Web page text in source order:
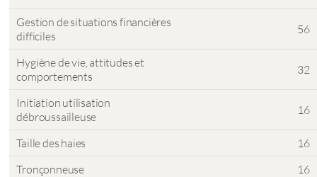
Gestion de situations financières
difficiles
56
Hygiène de vie, attitudes et
comportements
32
Initiation utilisation
débroussailleuse
16
Taille des haies
16
Tronçonneuse
16